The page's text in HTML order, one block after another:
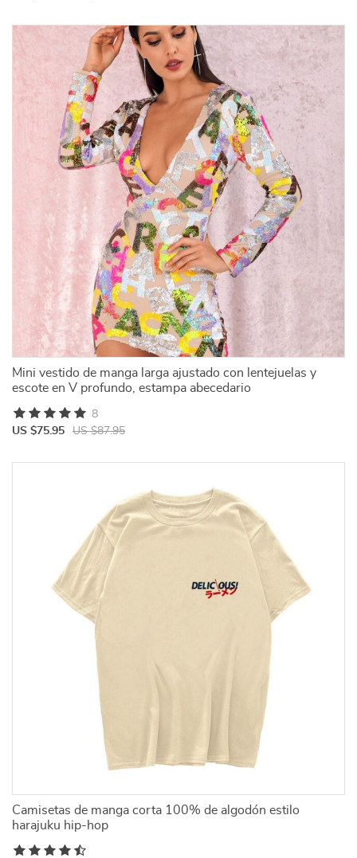
Mini vestido de manga larga ajustado con lentejuelas y
escote en V profundo, estampa abecedario
US $75.95 US $87.95
8
Camisetas de manga corta 100% de algodón estilo
harajuku hip-hop